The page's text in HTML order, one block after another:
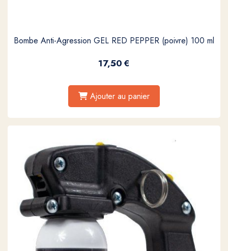
Bombe Anti-Agression GEL RED PEPPER (poivre) 100 ml
17,50€
Ajouter au panier